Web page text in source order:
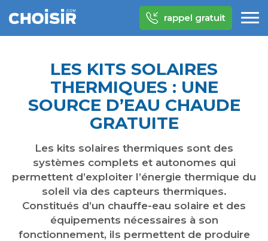
rappel gratuit
LES KITS SOLAIRES
THERMIQUES : UNE
SOURCE D’EAU CHAUDE
GRATUITE
Les kits solaires thermiques sont des
systèmes complets et autonomes qui
permettent d’exploiter l’énergie thermique du
soleil via des capteurs thermiques.
Constitués d’un chauffe-eau solaire et des
équipements nécessaires à son
fonctionnement, ils permettent de produire